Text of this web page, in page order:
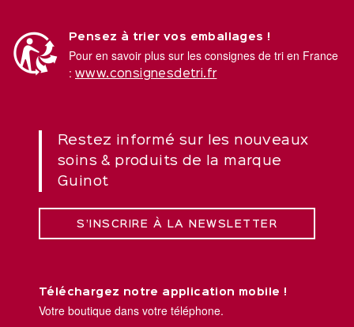
Pensez à trier vos emballages !
Pour en savoir plus sur les consignes de tri en France
: www.consignesdetri.fr
Restez informé sur les nouveaux
soins & produits de la marque
Guinot
S’INSCRIRE À LA NEWSLETTER
Téléchargez notre application mobile !
Votre boutique dans votre téléphone.